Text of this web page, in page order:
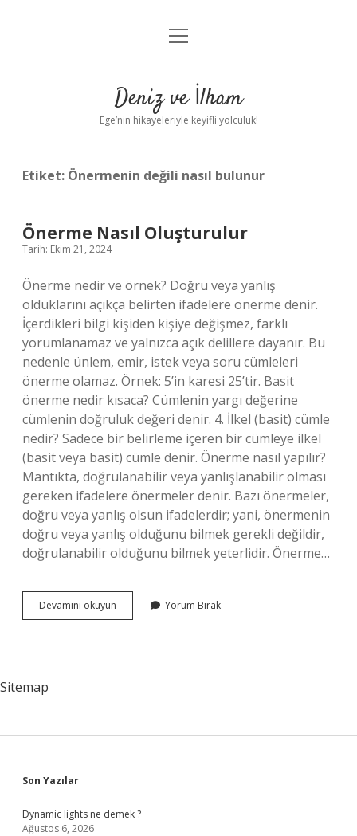
Anasayfa
Yasal Uyarı
menüyü
Deniz ve İlham
Ege’nin hikayeleriyle keyifli yolculuk!
Etiket: Önermenin değili nasıl bulunur
Önerme Nasıl Oluşturulur
Tarih: Ekim 21, 2024
Önerme nedir ve örnek? Doğru veya yanlış
olduklarını açıkça belirten ifadelere önerme denir.
İçerdikleri bilgi kişiden kişiye değişmez, farklı
yorumlanamaz ve yalnızca açık delillere dayanır. Bu
nedenle ünlem, emir, istek veya soru cümleleri
önerme olamaz. Örnek: 5’in karesi 25’tir. Basit
önerme nedir kısaca? Cümlenin yargı değerine
cümlenin doğruluk değeri denir. 4. İlkel (basit) cümle
nedir? Sadece bir belirleme içeren bir cümleye ilkel
(basit veya basit) cümle denir. Önerme nasıl yapılır?
Mantıkta, doğrulanabilir veya yanlışlanabilir olması
gereken ifadelere önermeler denir. Bazı önermeler,
doğru veya yanlış olsun ifadelerdir; yani, önermenin
doğru veya yanlış olduğunu bilmek gerekli değildir,
doğrulanabilir olduğunu bilmek yeterlidir. Önerme…
Devamını okuyun Önerme
Nasıl
Yorum Bırak
Sitemap
Sidebar
Son Yazılar
Dynamic lights ne demek ?
Ağustos 6, 2026